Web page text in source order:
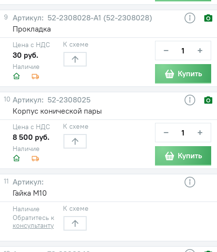
9
52-2308028-А1 (52-2308028)
Прокладка
Наличие
Цена с НДС
30 руб.
К схеме − +
Купить
10
52-2308025
Корпус конической пары
Наличие
Цена с НДС
8 500 руб.
К схеме − +
Купить
11
Гайка М10
Наличие
Обратитесь к
консультанту
К схеме